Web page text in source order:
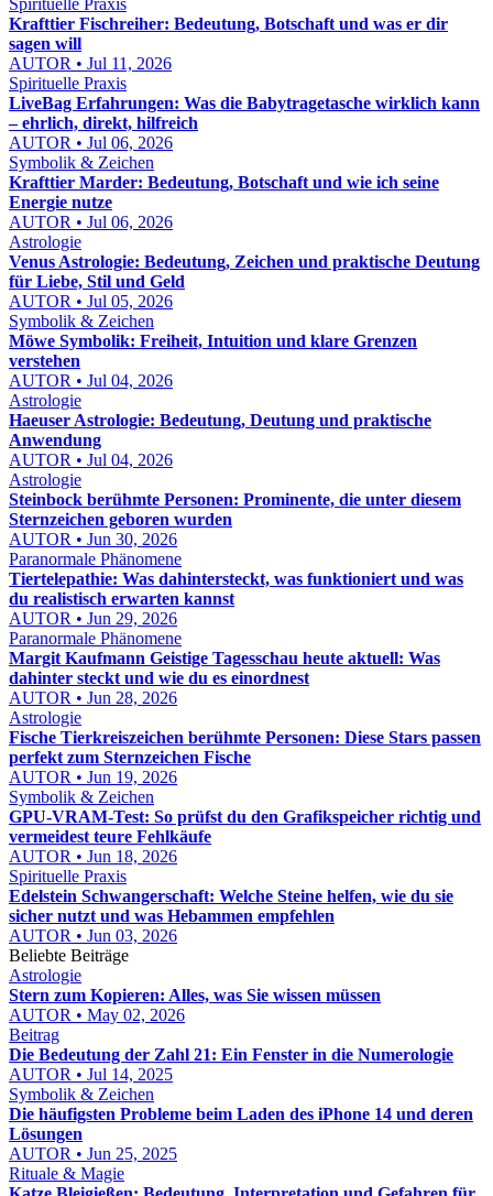
Spirituelle Praxis
Krafttier Fischreiher: Bedeutung, Botschaft und was er dir
sagen will
AUTOR • Jul 11, 2026
Spirituelle Praxis
LiveBag Erfahrungen: Was die Babytragetasche wirklich kann
– ehrlich, direkt, hilfreich
AUTOR • Jul 06, 2026
Symbolik & Zeichen
Krafttier Marder: Bedeutung, Botschaft und wie ich seine
Energie nutze
AUTOR • Jul 06, 2026
Astrologie
Venus Astrologie: Bedeutung, Zeichen und praktische Deutung
für Liebe, Stil und Geld
AUTOR • Jul 05, 2026
Symbolik & Zeichen
Möwe Symbolik: Freiheit, Intuition und klare Grenzen
verstehen
AUTOR • Jul 04, 2026
Astrologie
Haeuser Astrologie: Bedeutung, Deutung und praktische
Anwendung
AUTOR • Jul 04, 2026
Astrologie
Steinbock berühmte Personen: Prominente, die unter diesem
Sternzeichen geboren wurden
AUTOR • Jun 30, 2026
Paranormale Phänomene
Tiertelepathie: Was dahintersteckt, was funktioniert und was
du realistisch erwarten kannst
AUTOR • Jun 29, 2026
Paranormale Phänomene
Margit Kaufmann Geistige Tagesschau heute aktuell: Was
dahinter steckt und wie du es einordnest
AUTOR • Jun 28, 2026
Astrologie
Fische Tierkreiszeichen berühmte Personen: Diese Stars passen
perfekt zum Sternzeichen Fische
AUTOR • Jun 19, 2026
Symbolik & Zeichen
GPU-VRAM-Test: So prüfst du den Grafikspeicher richtig und
vermeidest teure Fehlkäufe
AUTOR • Jun 18, 2026
Spirituelle Praxis
Edelstein Schwangerschaft: Welche Steine helfen, wie du sie
sicher nutzt und was Hebammen empfehlen
AUTOR • Jun 03, 2026
Beliebte Beiträge
Astrologie
Stern zum Kopieren: Alles, was Sie wissen müssen
AUTOR • May 02, 2026
Beitrag
Die Bedeutung der Zahl 21: Ein Fenster in die Numerologie
AUTOR • Jul 14, 2025
Symbolik & Zeichen
Die häufigsten Probleme beim Laden des iPhone 14 und deren
Lösungen
AUTOR • Jun 25, 2025
Rituale & Magie